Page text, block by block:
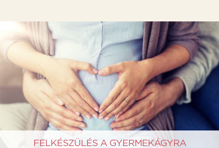
FELKÉSZÜLÉS A GYERMEKÁGYRA